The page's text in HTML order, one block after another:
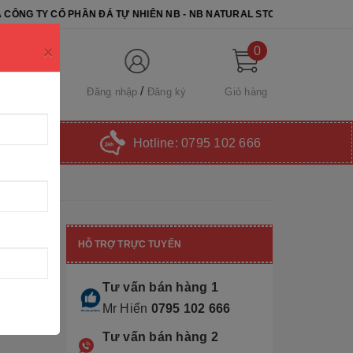
ĐÁ TỰ NHIÊN NB - NB NATURAL STONE. CHÚC QUÝ KHÁCH CHỌN
Đăng nhập Đăng ký
0
Giỏ hàng
Hotline: 0795 102 666
×
HỖ TRỢ TRỰC TUYẾN
Tư vấn bán hàng 1
Mr Hiển 0795 102 666
Tư vấn bán hàng 2